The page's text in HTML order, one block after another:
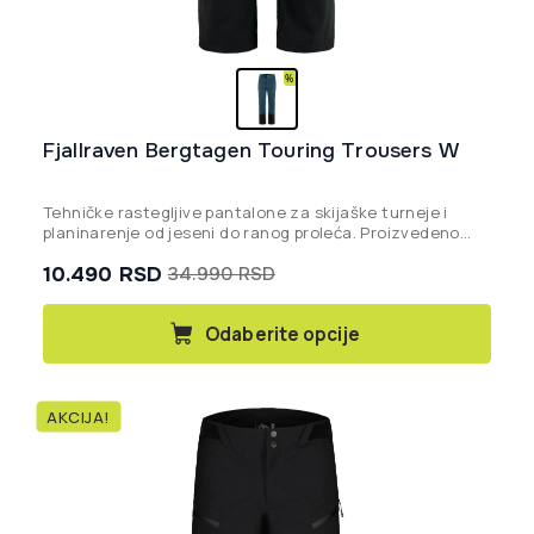
Fjallraven Bergtagen Touring Trousers W
34.990RSD
Originalna
cena
bila:
34.990 rsd.
10.490 RSD
Trenutna
cena
10.490 rsd.
Tehničke rastegljive pantalone za skijaške turneje i
planinarenje od jeseni do ranog proleća. Proizvedeno
Odaberite opcije
Ovaj
ima
više
varijanti.
AKCIJA!